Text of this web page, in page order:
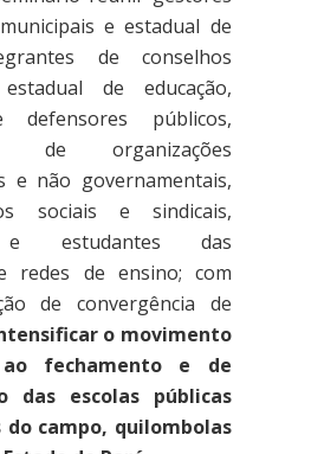
e estadual de
de conselhos
de educação,
defensores públicos,
de organizações
e não governamentais,
sociais e sindicais,
e estudantes das
redes de ensino; com
de convergência de
o movimento
fechamento e de
das escolas públicas
campo, quilombolas